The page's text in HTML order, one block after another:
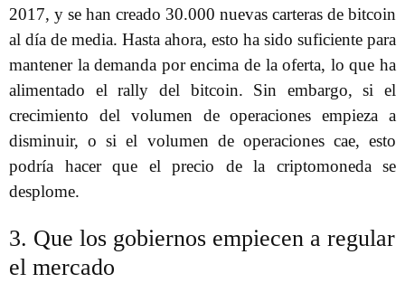
2017, y se han creado 30.000 nuevas carteras de bitcoin
al día de media. Hasta ahora, esto ha sido suficiente para
mantener la demanda por encima de la oferta, lo que ha
alimentado el rally del bitcoin. Sin embargo, si el
crecimiento del volumen de operaciones empieza a
disminuir, o si el volumen de operaciones cae, esto
podría hacer que el precio de la criptomoneda se
desplome.
3. Que los gobiernos empiecen a regular
el mercado